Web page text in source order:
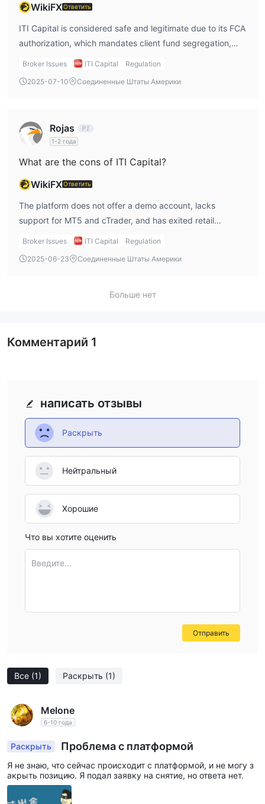
WikiFXОтветить
ITI Capital is considered safe and legitimate due to its FCA
authorization, which mandates client fund segregation,
transparency, and adherence to strict compliance
Broker Issues ITI Capital
Regulation
2025-07-10
Соединенные Штаты Америки
Rojas
1-2 года
What are the cons of ITI Capital?
WikiFXОтветить
The platform does not offer a demo account, lacks
support for MT5 and cTrader, and has exited retail
brokerage services in the UK market.
Broker Issues ITI Capital
Regulation
2025-06-23
Соединенные Штаты Америки
Больше нет
Все (1) Раскрыть (1)
Melone
6-10 года
Раскрыть Проблема с платформой
Я не знаю, что сейчас происходит с платформой, и не могу з
акрыть позицию. Я подал заявку на снятие, но ответа нет.
написать отзывы
Раскрыть
Нейтральный
Хорошие
Что вы хотите оценить
Введите...
Отправить
Комментарий 1